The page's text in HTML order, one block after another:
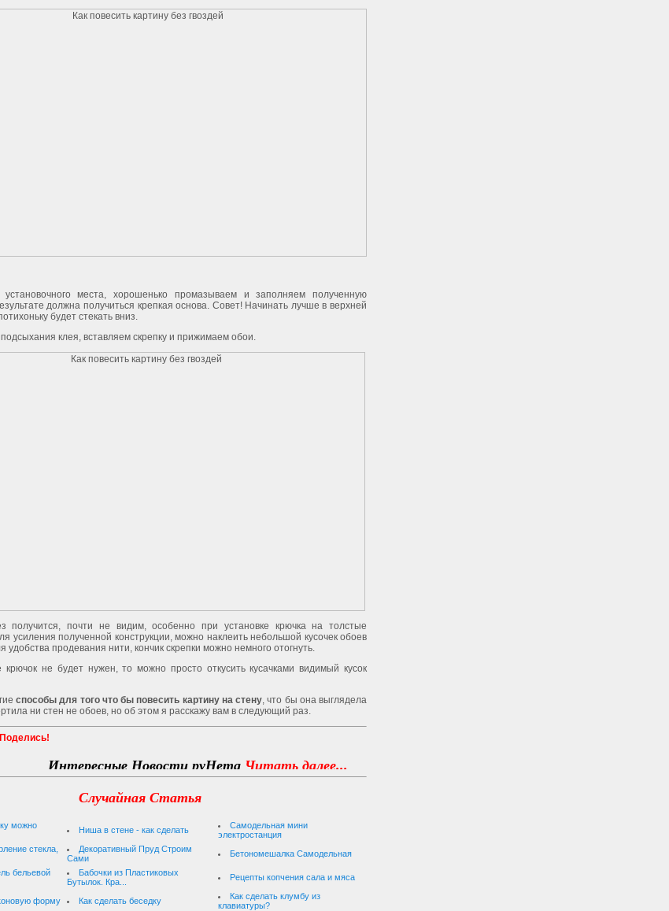
установочного места, хорошенько промазываем и заполняем полученную
должна получиться крепкая основа. Совет! Начинать лучше в верхней
будет стекать вниз.
клея, вставляем скрепку и прижимаем обои.
получится, почти не видим, особенно при установке крючка на толстые
усиления полученной конструкции, можно наклеить небольшой кусочек обоев
удобства продевания нити, кончик скрепки можно немного отогнуть.
крючок не будет нужен, то можно просто откусить кусачками видимый кусок
способы для того что бы повесить картину на стену, что бы она выглядела
ни стен не обоев, но об этом я расскажу вам в следующий раз.
Поделись!
Интересные Новости руНетаЧитать далее...
Случайная Статья
можно
Ниша в стене - как сделать
Самодельная мини
электростанция
стекла,
Декоративный Пруд Строим
Сами
Бетономешалка Самодельная
бельевой
Бабочки из Пластиковых
Бутылок. Кра...
Рецепты копчения сала и мяса
форму Как сделать беседку
Как сделать клумбу из
клавиатуры?